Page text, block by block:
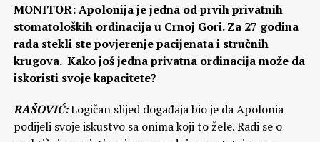
MONITOR: Apolonija je jedna od prvih privatnih
stomatoloških ordinacija u Crnoj Gori. Za 27 godina
rada stekli ste povjerenje pacijenata i stručnih
krugova. Kako još jedna privatna ordinacija može da
iskoristi svoje kapacitete?
RAŠOVIĆ:Logičan slijed događaja bio je da Apolonia
podijeli svoje iskustvo sa onima koji to žele. Radi se o